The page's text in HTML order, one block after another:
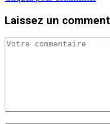
Laissez un